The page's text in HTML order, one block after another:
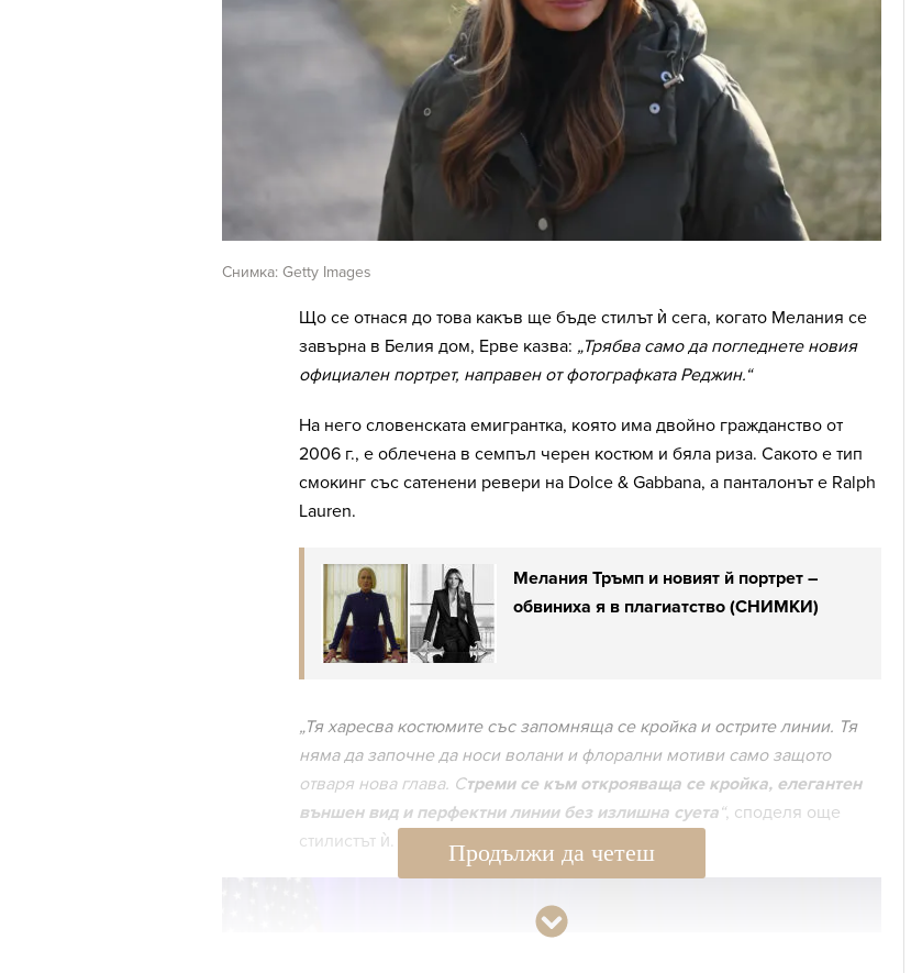
Снимка: Getty Images
Що се отнася до това какъв ще бъде стилът ѝ сега, когато Мелания се
завърна в Белия дом, Ерве казва: „Трябва само да погледнете новия
официален портрет, направен от фотографката Реджин.“
На него словенската емигрантка, която има двойно гражданство от
2006 г., е облечена в семпъл черен костюм и бяла риза. Сакото е тип
смокинг със сатенени ревери на Dolce & Gabbana, а панталонът е Ralph
Lauren.
Мелания Тръмп и новият й портрет –
обвиниха я в плагиатство (СНИМКИ)
„Тя харесва костюмите със запомняща се кройка и острите линии. Тя
няма да започне да носи волани и флорални мотиви само защото
отваря нова глава. Стреми се към открояваща се кройка, елегантен
външен вид и перфектни линии без излишна суета“, споделя още
стилистът ѝ.
Продължи да четеш